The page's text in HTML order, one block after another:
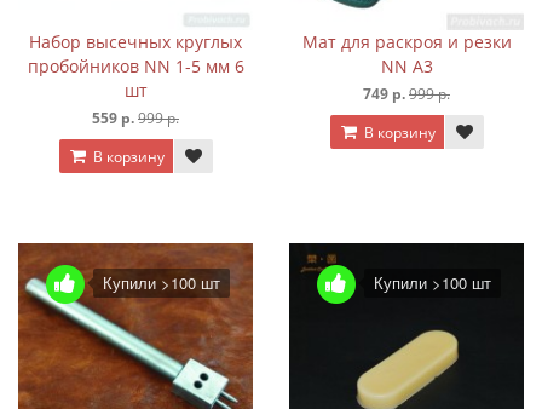
Набор высечных круглых
пробойников NN 1-5 мм 6
шт
559 р.999 р.
В корзину
Мат для раскроя и резки
NN А3
749 р.999 р.
В корзину
Купили >100 шт Купили >100 шт